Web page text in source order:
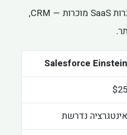
הירידות במניות נובעות מחשש ישיר: Cowork מציע פונקציות שדומות למה שחברות SaaS מוכרות — CRM,
Salesforce Einstein
$25
אינטגרציה נדרשת